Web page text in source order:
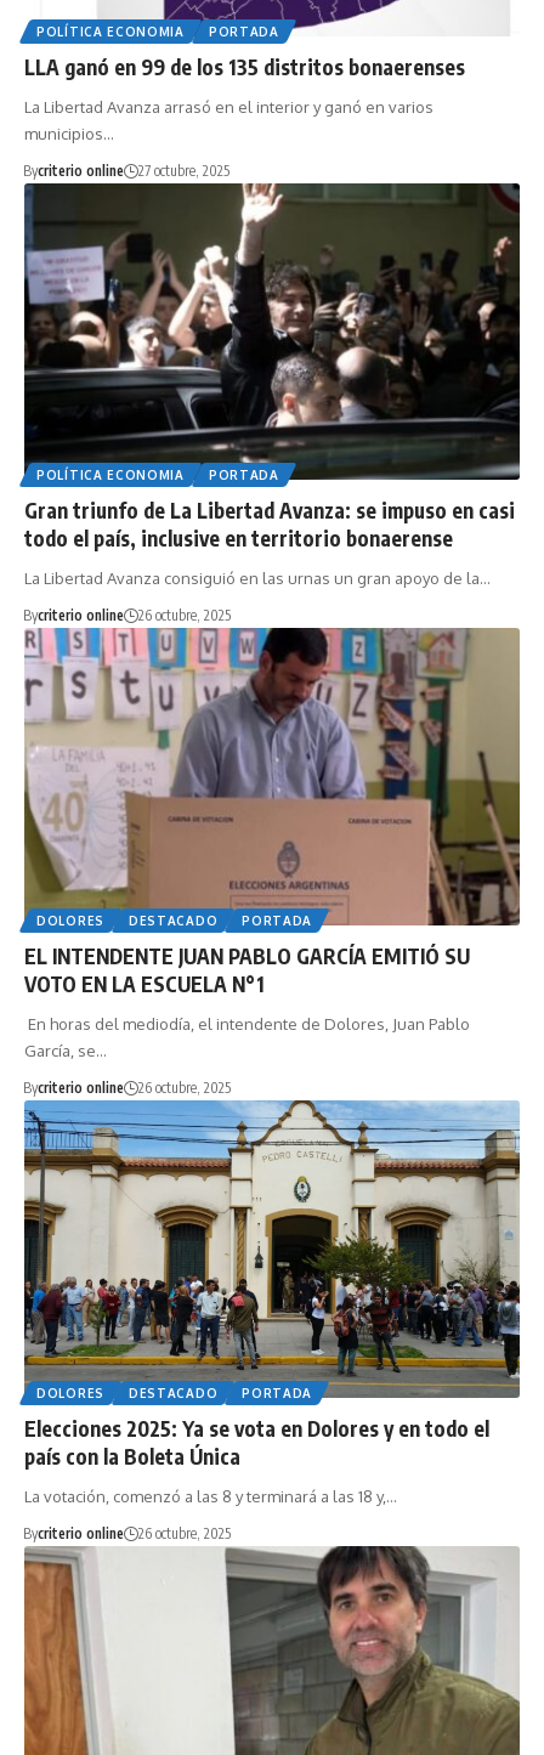
POLÍTICA ECONOMIA PORTADA
LLA ganó en 99 de los 135 distritos bonaerenses
La Libertad Avanza arrasó en el interior y ganó en varios
municipios…
Bycriterio online 27 octubre, 2025
POLÍTICA ECONOMIA PORTADA
Gran triunfo de La Libertad Avanza: se impuso en casi
todo el país, inclusive en territorio bonaerense
La Libertad Avanza consiguió en las urnas un gran apoyo de la…
Bycriterio online 26 octubre, 2025
DOLORES DESTACADO PORTADA
EL INTENDENTE JUAN PABLO GARCÍA EMITIÓ SU
VOTO EN LA ESCUELA N°1
En horas del mediodía, el intendente de Dolores, Juan Pablo
García, se…
Bycriterio online 26 octubre, 2025
DOLORES DESTACADO PORTADA
Elecciones 2025: Ya se vota en Dolores y en todo el
país con la Boleta Única
La votación, comenzó a las 8 y terminará a las 18 y,…
Bycriterio online 26 octubre, 2025